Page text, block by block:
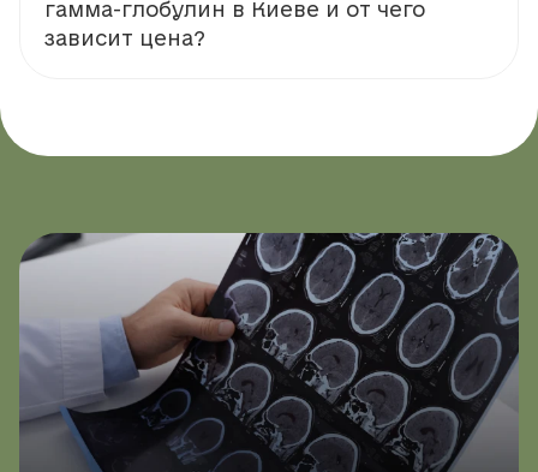
гамма-глобулин в Киеве и от чего
зависит цена?